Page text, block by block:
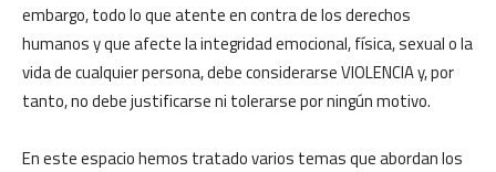
embargo, todo lo que atente en contra de los derechos
humanos y que afecte la integridad emocional, física, sexual o la
vida de cualquier persona, debe considerarse VIOLENCIA y, por
tanto, no debe justificarse ni tolerarse por ningún motivo.
En este espacio hemos tratado varios temas que abordan los